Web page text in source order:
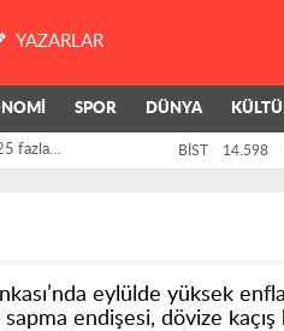
YAZARLAR
SPOR DÜNYA
fazla BİST 14.598
eylülde yüksek
endişesi, dövize kaçış